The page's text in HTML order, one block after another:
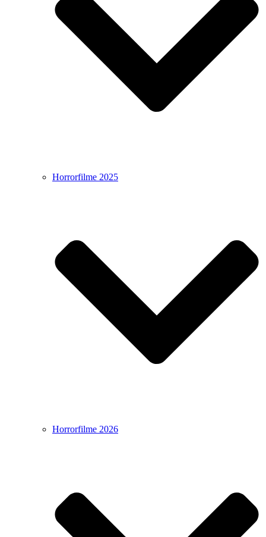
Horrorfilme 2025
Horrorfilme 2026